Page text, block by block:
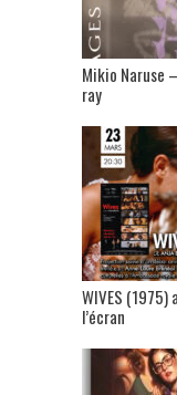
Mikio Naruse
ray
WIVES
l’écran